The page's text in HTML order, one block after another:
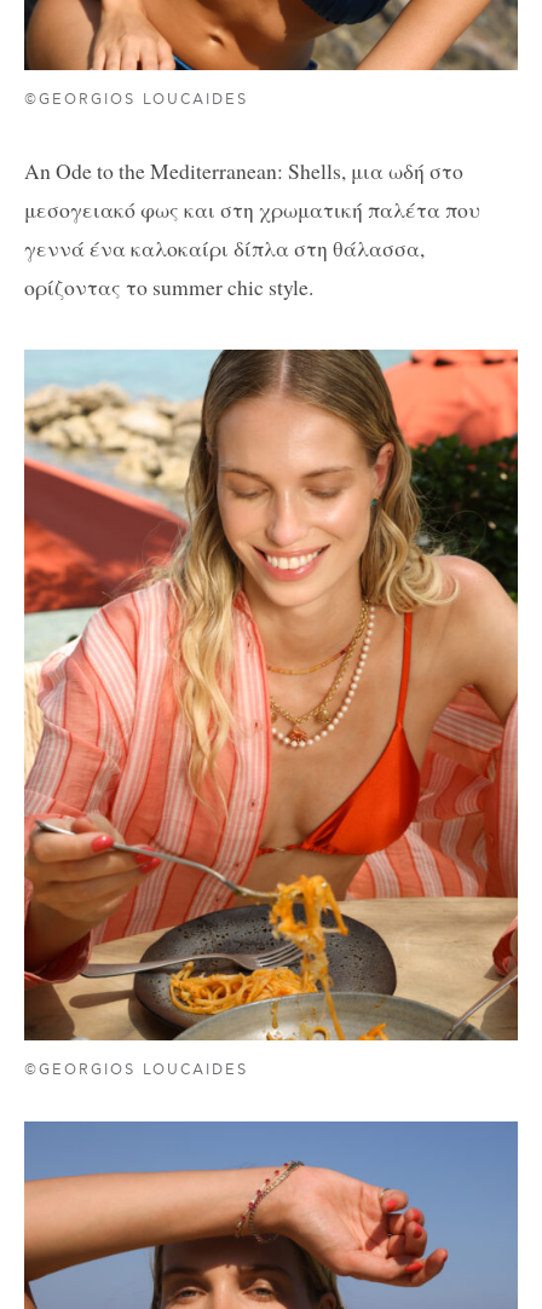
©GEORGIOS LOUCAIDES
An Ode to the Mediterranean: Shells, μια ωδή στο
μεσογειακό φως και στη χρωματική παλέτα που
γεννά ένα καλοκαίρι δίπλα στη θάλασσα,
ορίζοντας το summer chic style.
©GEORGIOS LOUCAIDES